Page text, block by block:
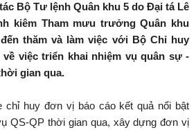
Bộ Tư lệnh Quân khu 5 do Đại tá Lê
kiêm Tham mưu trưởng Quân khu
thăm và làm việc với Bộ Chỉ huy
việc triển khai nhiệm vụ quân sự -
gian qua.
chỉ huy đơn vị báo cáo kết quả nổi bật
QS-QP thời gian qua, xây dựng đơn vị